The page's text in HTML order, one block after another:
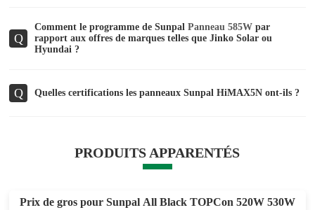
Q
Comment le programme de SunpalPanneau 585W par
rapport aux offres de marques telles que Jinko Solar ou
Hyundai ?
Q Quelles certifications les panneaux Sunpal HiMAX5N ont-ils ?
PRODUITS APPARENTÉS
Prix de gros pour Sunpal All Black TOPCon 520W 530W